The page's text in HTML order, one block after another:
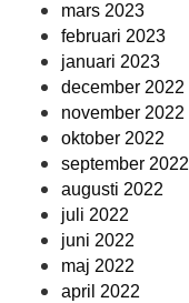
mars 2023
februari 2023
januari 2023
december 2022
november 2022
oktober 2022
september 2022
augusti 2022
juli 2022
juni 2022
maj 2022
april 2022